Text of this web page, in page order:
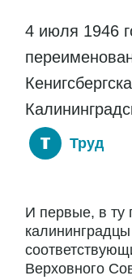
4 июля 1946
Труд
И первые, в ту
Верховного